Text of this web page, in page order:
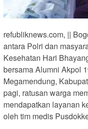
refubliknews.com, ||
antara Polri dan
Kesehatan Hari
bersama Alumni Akpol
Megamendung,
pagi, ratusan warga
mendapatkan layanan
oleh tim medis